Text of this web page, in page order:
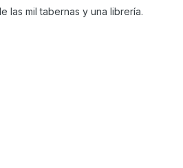
las mil tabernas y una librería.